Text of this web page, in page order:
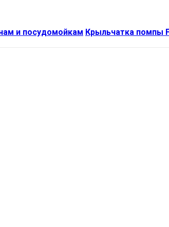
и посудомойкам Крыльчатка помпы